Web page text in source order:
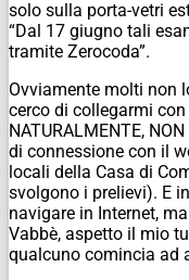
solo sulla porta-vetri
“Dal 17 giugno tali
tramite Zerocoda”.
Ovviamente molti non
cerco di collegarmi
NATURALMENTE,
di connessione con il
locali della Casa di
svolgono i prelievi). E
navigare in Internet,
Vabbè, aspetto il mio
qualcuno comincia ad